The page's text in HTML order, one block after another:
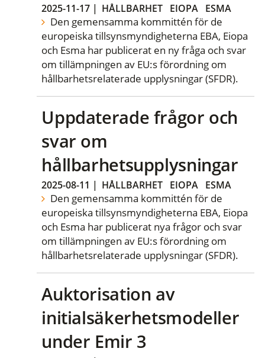
2025-11-17 | HÅLLBARHET EIOPA ESMA
Den gemensamma kommittén för de
europeiska tillsynsmyndigheterna EBA, Eiopa
och Esma har publicerat en ny fråga och svar
om tillämpningen av EU:s förordning om
hållbarhetsrelaterade upplysningar (SFDR).
Uppdaterade frågor och
svar om
hållbarhetsupplysningar
2025-08-11 | HÅLLBARHET EIOPA ESMA
Den gemensamma kommittén för de
europeiska tillsynsmyndigheterna EBA, Eiopa
och Esma har publicerat nya frågor och svar
om tillämpningen av EU:s förordning om
hållbarhetsrelaterade upplysningar (SFDR).
Auktorisation av
initialsäkerhetsmodeller
under Emir 3